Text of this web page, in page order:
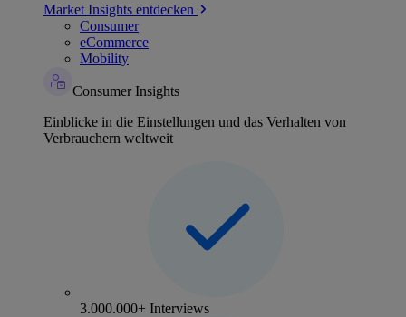
Market Insights entdecken
Consumer
eCommerce
Mobility
Consumer Insights
Einblicke in die Einstellungen und das Verhalten von
Verbrauchern weltweit
3.000.000+ Interviews